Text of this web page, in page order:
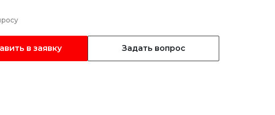
в заявку Задать вопрос